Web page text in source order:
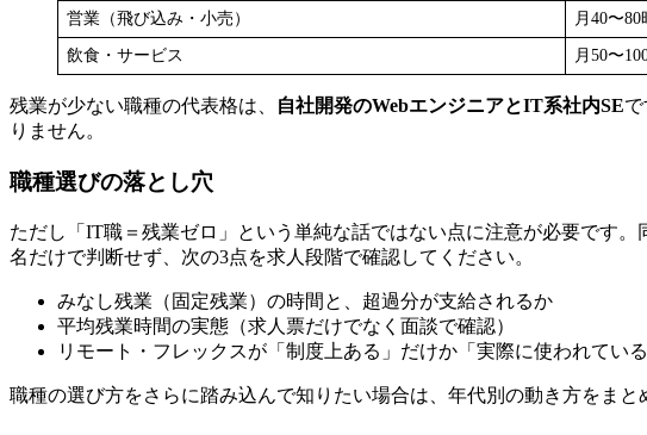
営業（飛び込み・小売） 月40〜80
飲食・サービス 月50〜
残業が少ない職種の代表格は、 自社開発のWebエンジニアとIT系社内SE
りません。
職種選びの落とし穴
ただし「IT職＝残業ゼロ」という単純な話ではない点に注意が必要です。
名だけで判断せず、次の3点を求人段階で確認してください。
みなし残業（固定残業）の時間と、超過分が支給されるか
平均残業時間の実態（求人票だけでなく面談で確認）
リモート・フレックスが「制度上ある」だけか「実際に使われてい
職種の選び方をさらに踏み込んで知りたい場合は、年代別の動き方をまと